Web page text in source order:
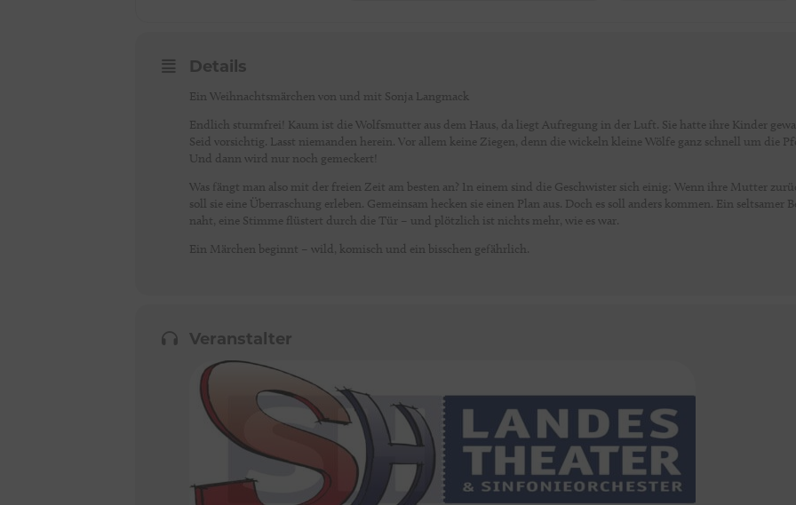
Details
Ein Weihnachtsmärchen von und mit Sonja Langmack
Endlich sturmfrei! Kaum ist die Wolfsmutter aus dem Haus, da liegt Aufregung in der Luft. Sie hatte ihre Kinder
Seid vorsichtig. Lasst niemanden herein. Vor allem keine Ziegen, denn die wickeln kleine Wölfe ganz schnell um die
Und dann wird nur noch gemeckert!
Was fängt man also mit der freien Zeit am besten an? In einem sind die Geschwister sich einig: Wenn ihre Mutter
soll sie eine Überraschung erleben. Gemeinsam hecken sie einen Plan aus. Doch es soll anders kommen. Ein seltsamer
naht, eine Stimme flüstert durch die Tür – und plötzlich ist nichts mehr, wie es war.
Ein Märchen beginnt – wild, komisch und ein bisschen gefährlich.
Veranstalter